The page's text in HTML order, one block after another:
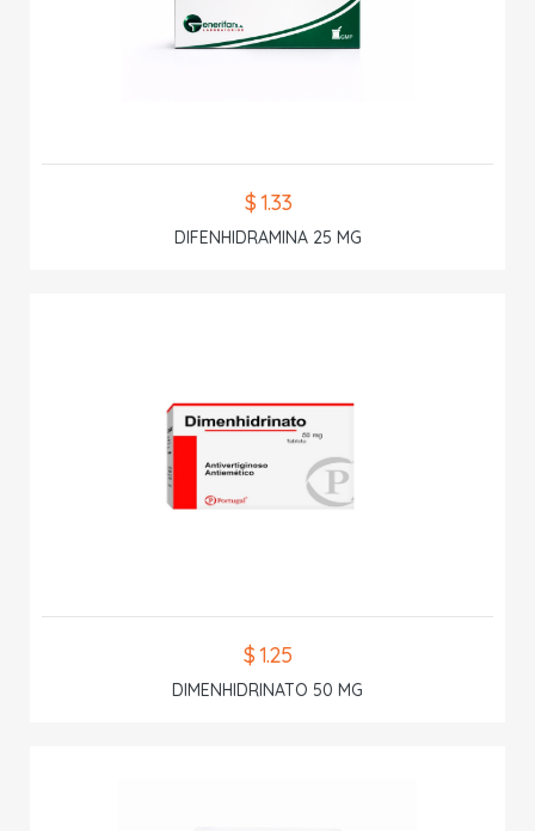
$ 1.33
DIFENHIDRAMINA 25 MG
$ 1.25
DIMENHIDRINATO 50 MG